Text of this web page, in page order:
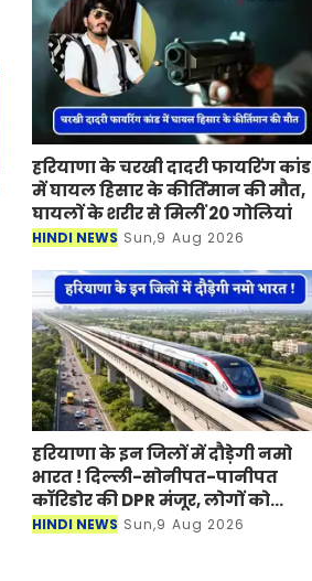
हरियाणा के चरखी दादरी फायरिंग कांड
में घायल हिसार के कीर्तिमान की मौत,
घायलों के शरीर से मिलीं 20 गोलियां
HINDI NEWS Sun,9 Aug 2026
हरियाणा के इन जिलों में दौड़ेगी नमो
भारत ! दिल्ली-सोनीपत-पानीपत
कॉरिडोर की DPR मंजूर, लोगों को
मिलेगा बड़ा फायदा
HINDI NEWS Sun,9 Aug 2026